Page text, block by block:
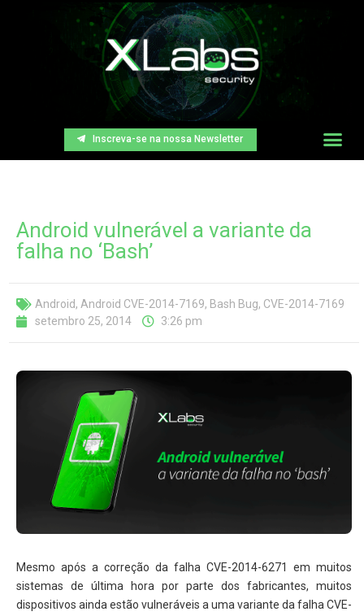
Inscreva-se na nossa Newsletter
Android vulnerável a variante da
falha no ‘Bash’
Android, Android CVE-2014-7169, Bash Bug, CVE-2014-7169
setembro 25, 2014
3:26 pm
Mesmo após a correção da falha CVE-2014-6271 em muitos
sistemas de última hora por parte dos fabricantes, muitos
dispositivos ainda estão vulneráveis a uma variante da falha CVE-